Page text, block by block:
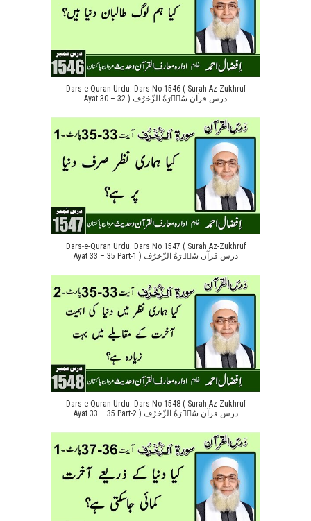
Dars-e-Quran Urdu. Dars No 1546 ( Surah Az-Zukhruf
Ayat 30 – 32 ) درس قرآن سُوۡرَةُ الزّخرُف
Dars-e-Quran Urdu. Dars No 1547 ( Surah Az-Zukhruf
Ayat 33 – 35 Part-1 ) درس قرآن سُوۡرَةُ الزّخرُف
Dars-e-Quran Urdu. Dars No 1548 ( Surah Az-Zukhruf
Ayat 33 – 35 Part-2 ) درس قرآن سُوۡرَةُ الزّخرُف